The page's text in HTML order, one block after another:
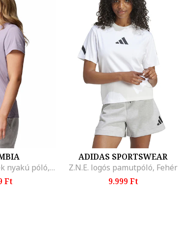
Sloan Ridge kerek nyakú póló, Halánylila
Ft
ADIDAS SPORTSWEAR
Z.N.E. logós pamutpóló, Fehér
9.999 Ft